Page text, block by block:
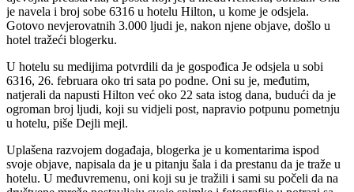
je navela i broj sobe 6316 u hotelu Hilton, u kome je odsjela.
Gotovo nevjerovatnih 3.000 ljudi je, nakon njene objave, došlo u
hotel tražeći blogerku.
U hotelu su medijima potvrdili da je gospođica Je odsjela u sobi
6316, 26. februara oko tri sata po podne. Oni su je, međutim,
natjerali da napusti Hilton već oko 22 sata istog dana, budući da je
ogroman broj ljudi, koji su vidjeli post, napravio potpunu pometnju
u hotelu, piše Dejli mejl.
Uplašena razvojem događaja, blogerka je u komentarima ispod
svoje objave, napisala da je u pitanju šala i da prestanu da je traže u
hotelu. U međuvremenu, oni koji su je tražili i sami su počeli da na